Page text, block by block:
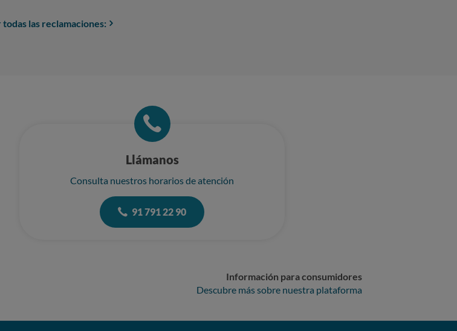
todas las reclamaciones:
Llámanos
Consulta nuestros horarios de atención
91 791 22 90
Información para consumidores
Descubre más sobre nuestra plataforma